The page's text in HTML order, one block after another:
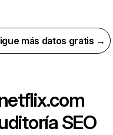
más datos gratis →
SEO